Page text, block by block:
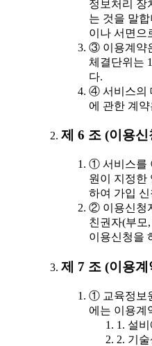
정보처리 장
는 것을 말
이나 서면으
③ 이용계약
체결단위는
다.
④ 서비스의
에 관한 계
제 6 조 (이용신
① 서비스를
원이 지정한
하여 가입
② 이용신청
친권자(부모
이용신청을
제 7 조 (이용
① 교육정보
에는 이용계
1. 설
2. 기